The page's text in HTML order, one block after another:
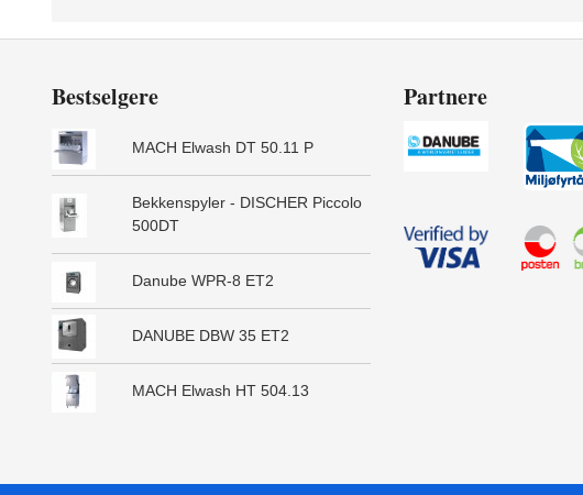
Bestselgere
MACH Elwash DT 50.11 P
Bekkenspyler - DISCHER Piccolo
500DT
Danube WPR-8 ET2
DANUBE DBW 35 ET2
MACH Elwash HT 504.13
Partnere